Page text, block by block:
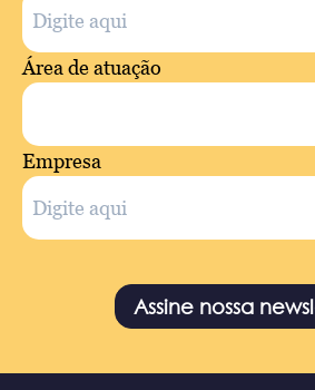
Área de atuação
Empresa
Assine nossa